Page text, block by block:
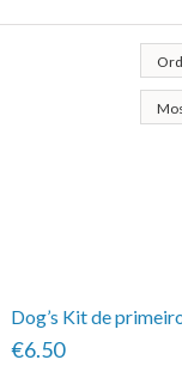
Dog’s Kit de
€6.50